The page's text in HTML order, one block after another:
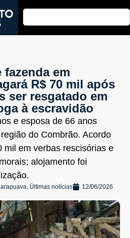
em
R$ 70 mil após
ser resgatado em
à escravidão
e esposa de 66 anos
do Combrão. Acordo
mil em verbas rescisórias e
alojamento foi
, Últimas notícias
12/06/2026